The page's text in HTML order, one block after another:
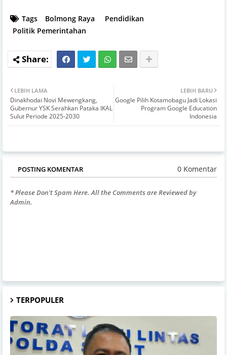
Tags Bolmong Raya
Pendidikan
Politik Pemerintahan
LEBIH BARU
Google Pilih Kotamobagu Jadi Lokasi
Program Google Education
Indonesia
LEBIH LAMA
Dinakhodai Novi Mewengkang,
Gubernur YSK Serahkan Pataka IKAL
Sulut Periode 2025-2030
POSTING KOMENTAR 0 Komentar
* Please Don't Spam Here. All the Comments are Reviewed by
Admin.
TERPOPULER